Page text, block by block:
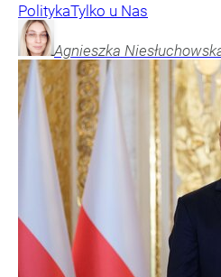
PolitykaTylko u Nas
Agnieszka